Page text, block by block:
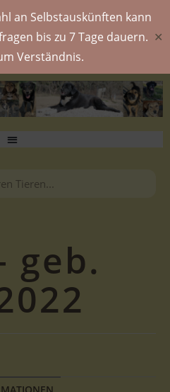
an Selbstauskünften kann
bis zu 7 Tage dauern.
Verständnis.
✕
geb.